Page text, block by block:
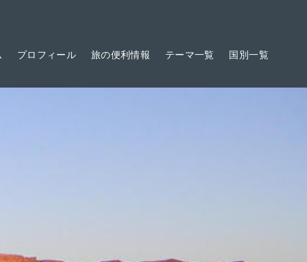
プロフィール 旅の便利情報 テーマ一覧 国別一覧